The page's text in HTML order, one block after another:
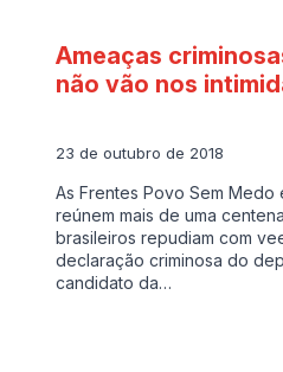
Ameaças
não vão nos
23 de outubro de 2018
As Frentes Povo Sem Medo
reúnem mais de uma
brasileiros repudiam com
declaração criminosa do
candidato da…